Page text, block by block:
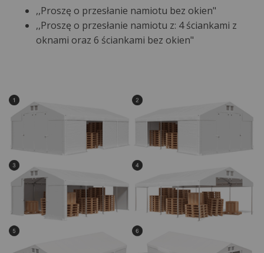
,,Proszę o przesłanie namiotu bez okien"
,,Proszę o przesłanie namiotu z: 4 ściankami z
oknami oraz 6 ściankami bez okien"